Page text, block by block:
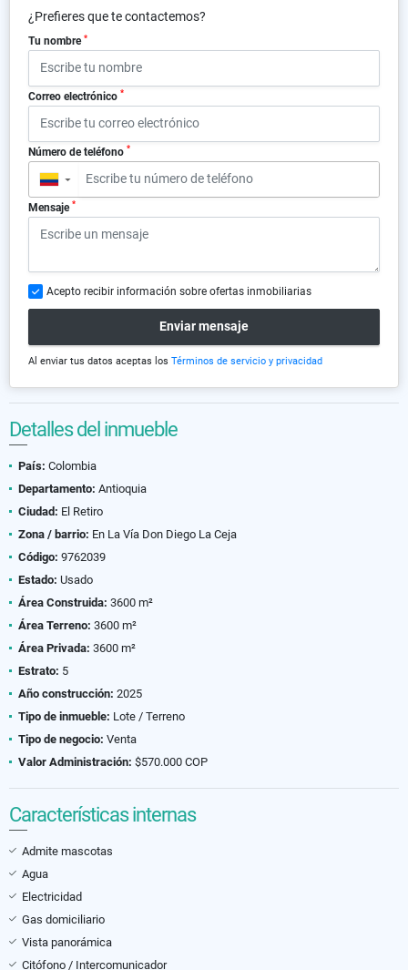
¿Prefieres que te contactemos?
Tu nombre *
Correo electrónico *
Número de teléfono *
▼
Mensaje *
Acepto recibir información sobre ofertas inmobiliarias
Enviar mensaje
Al enviar tus datos aceptas los Términos de servicio y privacidad
Detalles del inmueble
País: Colombia
Departamento: Antioquia
Ciudad: El Retiro
Zona / barrio: En La Vía Don Diego La Ceja
Código: 9762039
Estado: Usado
Área Construida: 3600 m²
Área Terreno: 3600 m²
Área Privada: 3600 m²
Estrato: 5
Año construcción: 2025
Tipo de inmueble: Lote / Terreno
Tipo de negocio: Venta
Valor Administración: $570.000 COP
Características internas
Admite mascotas
Agua
Electricidad
Gas domiciliario
Vista panorámica
Citófono / Intercomunicador